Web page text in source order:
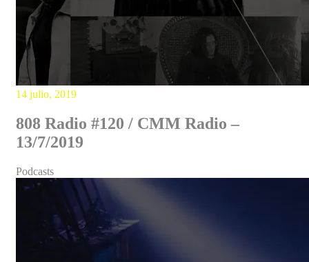
14 julio, 2019
808 Radio #120 / CMM Radio –
13/7/2019
Podcasts